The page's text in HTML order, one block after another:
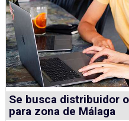
Se busca distribuidor
para zona de Málaga